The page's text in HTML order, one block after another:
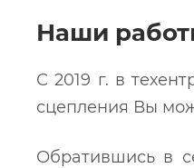
Наши
С 2019 г. в
сцепления Вы
Обратившись в